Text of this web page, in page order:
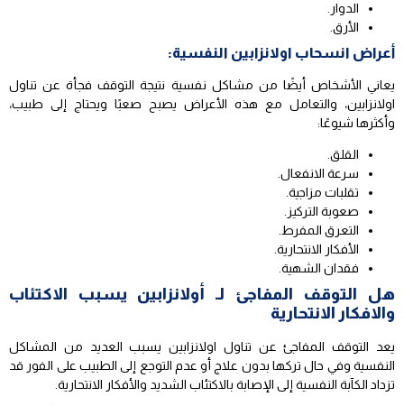
الدوار.
الأرق.
أعراض انسحاب اولانزابين النفسية:
يعاني الأشخاص أيضًا من مشاكل نفسية نتيجة التوقف فجأة عن تناول
اولانزابين، والتعامل مع هذه الأعراض يصبح صعبًا ويحتاج إلى طبيب،
وأكثرها شيوعًا:
القلق.
سرعة الانفعال.
تقلبات مزاجية.
صعوبة التركيز.
التعرق المفرط.
الأفكار الانتحارية.
فقدان الشهية.
هل التوقف المفاجئ لـ أولانزابين يسبب الاكتئاب
والافكار الانتحارية
يعد التوقف المفاجئ عن تناول اولانزابين يسبب العديد من المشاكل
النفسية وفي حال تركها بدون علاج أو عدم التوجع إلى الطبيب على الفور قد
تزداد الكآبة النفسية إلى الإصابة بالاكتئاب الشديد والأفكار الانتحارية.